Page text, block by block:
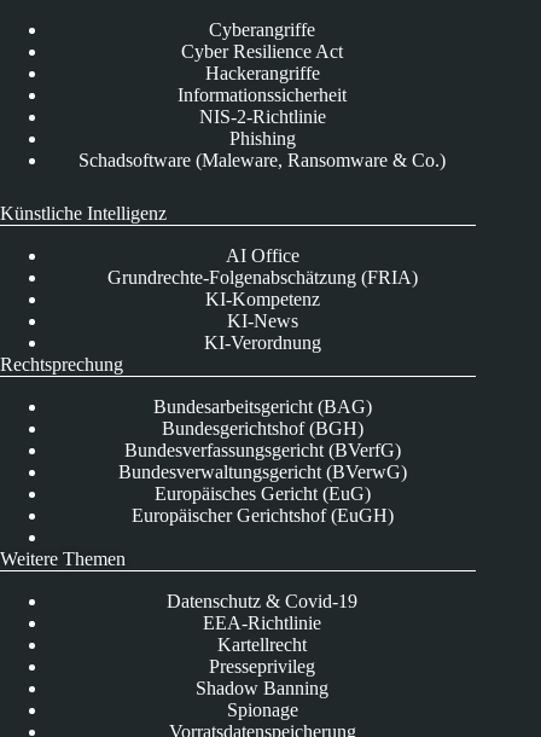
Cyberangriffe
Cyber Resilience Act
Hackerangriffe
Informationssicherheit
NIS-2-Richtlinie
Phishing
Schadsoftware (Maleware, Ransomware & Co.)
Künstliche Intelligenz
AI Office
Grundrechte-Folgenabschätzung (FRIA)
KI-Kompetenz
KI-News
KI-Verordnung
Rechtsprechung
Bundesarbeitsgericht (BAG)
Bundesgerichtshof (BGH)
Bundesverfassungsgericht (BVerfG)
Bundesverwaltungsgericht (BVerwG)
Europäisches Gericht (EuG)
Europäischer Gerichtshof (EuGH)
Weitere Themen
Datenschutz & Covid-19
EEA-Richtlinie
Kartellrecht
Presseprivileg
Shadow Banning
Spionage
Vorratsdatenspeicherung